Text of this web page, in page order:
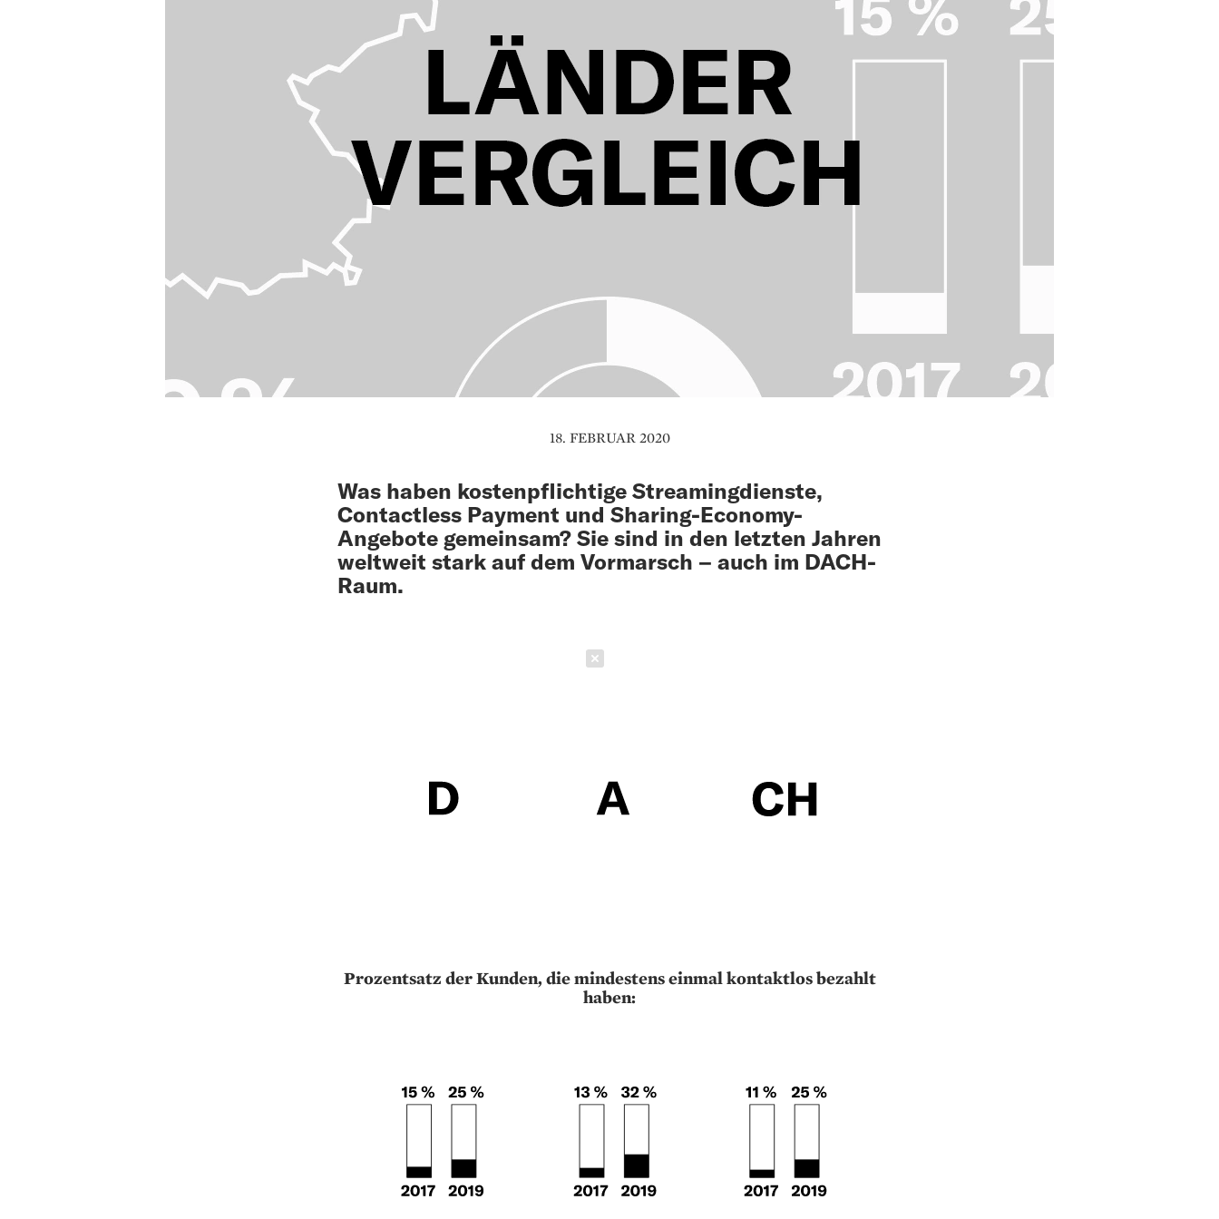
18. FEBRUAR 2020
Was haben kostenpflichtige Streamingdienste,
Contactless Payment und Sharing-Economy-
Angebote gemeinsam? Sie sind in den letzten Jahren
weltweit stark auf dem Vormarsch – auch im DACH-
Raum.
Prozentsatz der Kunden, die mindestens einmal kontaktlos bezahlt
haben: